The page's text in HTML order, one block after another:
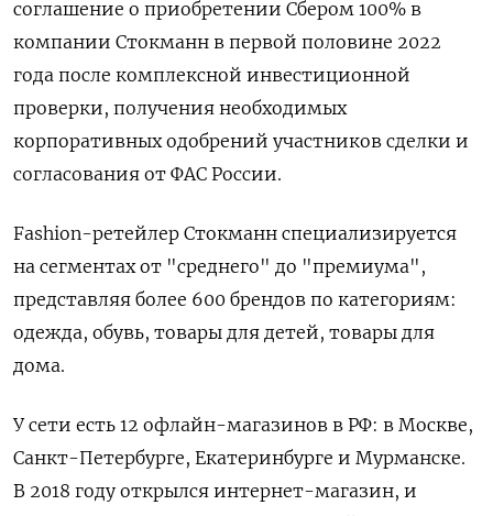
соглашение о приобретении Сбером 100% в
компании Стокманн в первой половине 2022
года после комплексной инвестиционной
проверки, получения необходимых
корпоративных одобрений участников сделки и
согласования от ФАС России.
Fashion-ретейлер Стокманн специализируется
на сегментах от "среднего" до "премиума",
представляя более 600 брендов по категориям:
одежда, обувь, товары для детей, товары для
дома.
У сети есть 12 офлайн-магазинов в РФ: в Москве,
Санкт-Петербурге, Екатеринбурге и Мурманске.
В 2018 году открылся интернет-магазин, и